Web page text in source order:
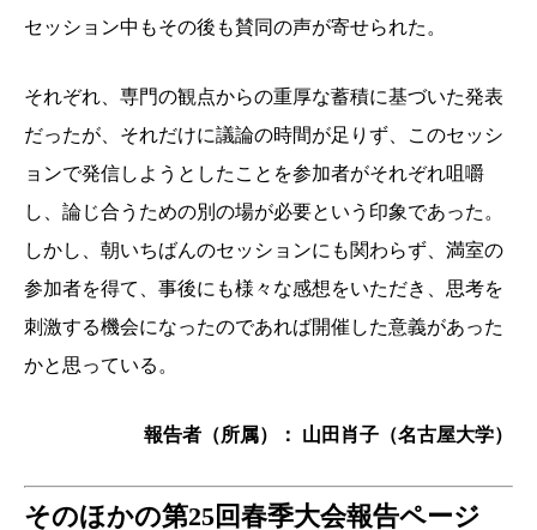
セッション中もその後も賛同の声が寄せられた。
それぞれ、専門の観点からの重厚な蓄積に基づいた発表
だったが、それだけに議論の時間が足りず、このセッシ
ョンで発信しようとしたことを参加者がそれぞれ咀嚼
し、論じ合うための別の場が必要という印象であった。
しかし、朝いちばんのセッションにも関わらず、満室の
参加者を得て、事後にも様々な感想をいただき、思考を
刺激する機会になったのであれば開催した意義があった
かと思っている。
報告者（所属）： 山田肖子（名古屋大学）
そのほかの第25回春季大会報告ページ